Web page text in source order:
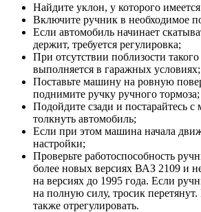
Найдите уклон, у которого
Включите ручник в необходимое
Если автомобиль начинает
держит, требуется регулировка;
При отсутствии поблизости
выполняется в гаражных условиях;
Поставьте машину на ровную
поднимите ручку ручного тормоза;
Подойдите сзади и постарайтесь
толкнуть автомобиль;
Если при этом машина начала
настройки;
Проверьте работоспособность
более новых версиях ВАЗ 2109 и
на версиях до 1995 года. Если
на полную силу, тросик перетянут.
также отрегулировать.